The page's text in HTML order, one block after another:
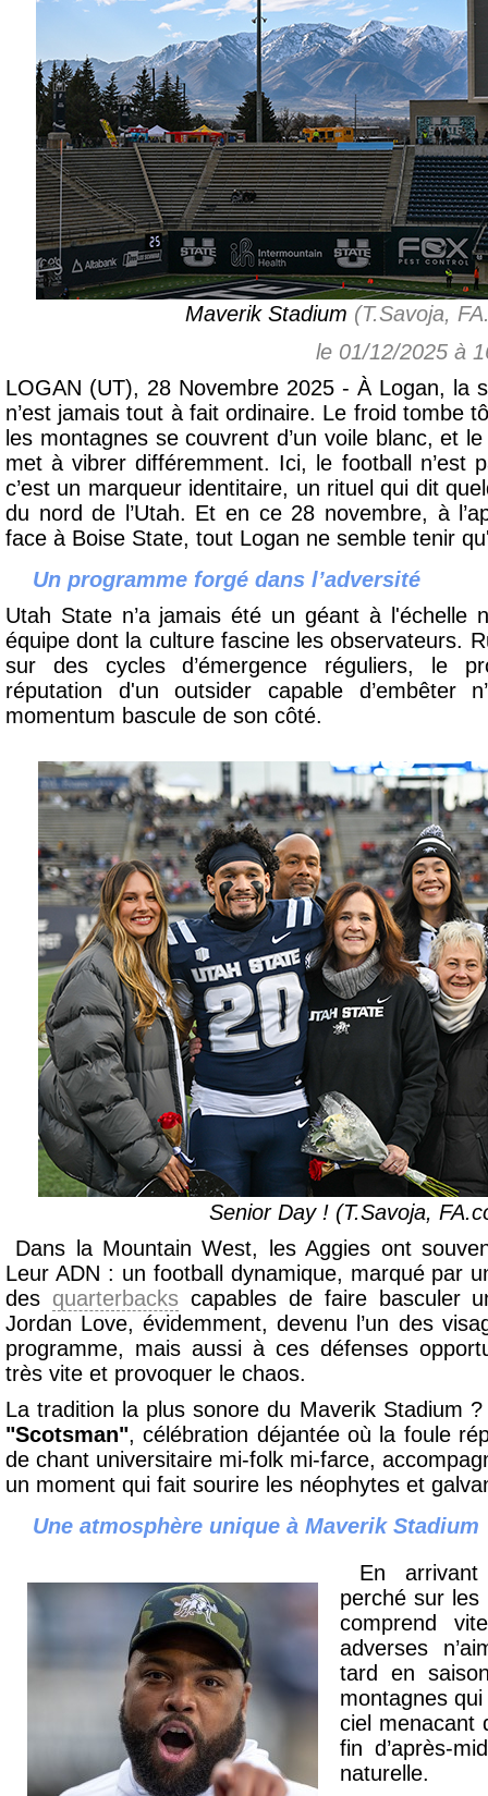
Maverik Stadium (T.Savoja,
le 01/12/2025 à
LOGAN (UT), 28 Novembre 2025 - À Logan, la
n’est jamais tout à fait ordinaire. Le froid tombe
les montagnes se couvrent d’un voile blanc, et
met à vibrer différemment. Ici, le football n’est
c’est un marqueur identitaire, un rituel qui dit
du nord de l’Utah. Et en ce 28 novembre, à
face à Boise State, tout Logan ne semble tenir
Un programme forgé dans l’adversité
Utah State n’a jamais été un géant à l'échelle
équipe dont la culture fascine les observateurs.
sur des cycles d’émergence réguliers, le
réputation d'un outsider capable d’embêter
momentum bascule de son côté.
Senior Day ! (T.Savoja,
Dans la Mountain West, les Aggies ont
Leur ADN : un football dynamique, marqué par
des quarterbackscapables de faire basculer
Jordan Love, évidemment, devenu l’un des
programme, mais aussi à ces défenses
très vite et provoquer le chaos.
La tradition la plus sonore du Maverik Stadium
"Scotsman", célébration déjantée où la foule
de chant universitaire mi-folk mi-farce,
un moment qui fait sourire les néophytes et
Une atmosphère unique à Maverik Stadium
En arrivant
perché sur les
comprend
adverses
tard en
montagnes
ciel menacant
fin d’après-
naturelle.